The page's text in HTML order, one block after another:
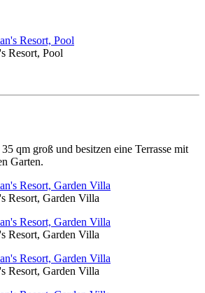
Resort, Pool
qm groß und besitzen eine Terrasse mit
Garten.
Resort, Garden Villa
Resort, Garden Villa
Resort, Garden Villa